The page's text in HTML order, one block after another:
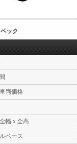
ック
両価格
幅ｘ全高
ベース